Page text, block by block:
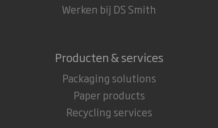
Werken bij DS Smith
Producten & services
Packaging solutions
Paper products
Recycling services